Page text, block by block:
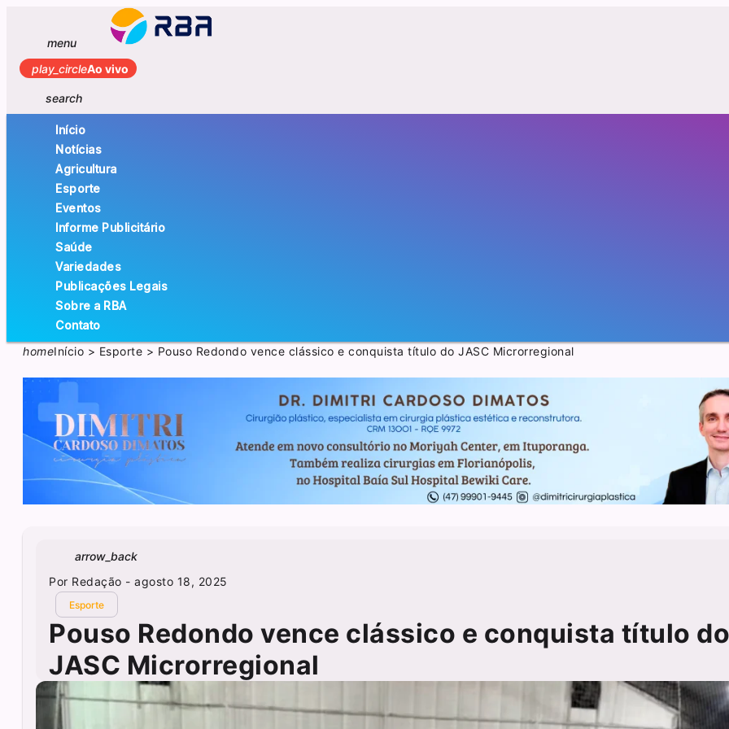
menu
play_circleAo vivo
search
Início
Notícias
Agricultura
Esporte
Eventos
Informe Publicitário
Saúde
Variedades
Publicações Legais
Sobre a RBA
Contato
homeInício > Esporte > Pouso Redondo vence clássico e conquista título do JASC Microrregional
arrow_back
Por Redação - agosto 18, 2025
Esporte
Pouso Redondo vence clássico e conquista título
JASC Microrregional